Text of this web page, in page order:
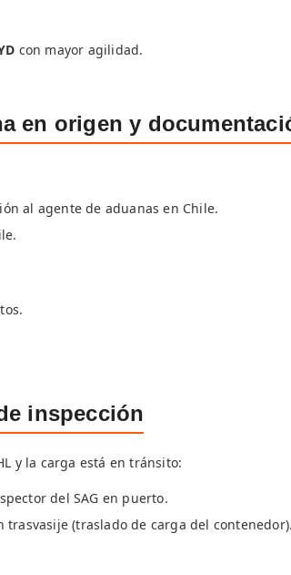
con mayor agilidad.
en origen y
al agente de aduanas en Chile.
inspección
y la carga está en tránsito:
del SAG en puerto.
(traslado de carga del